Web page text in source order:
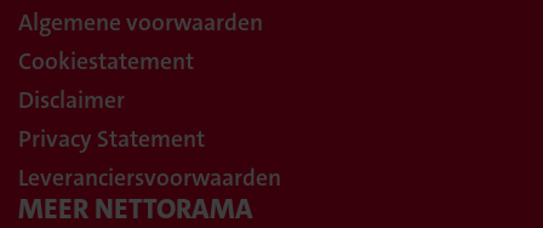
Algemene voorwaarden
Cookiestatement
Disclaimer
Privacy Statement
Leveranciersvoorwaarden
MEER NETTORAMA